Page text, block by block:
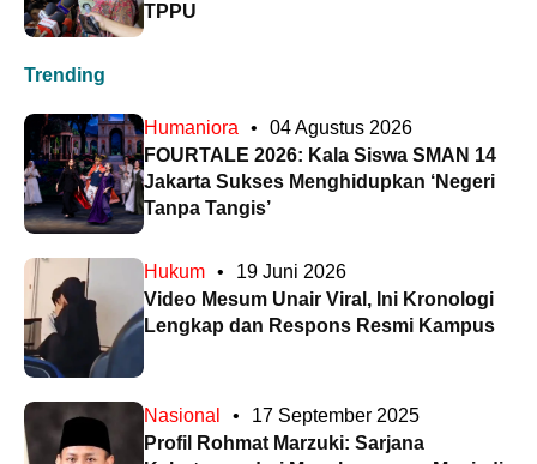
TPPU
Trending
Humaniora •
04 Agustus 2026
FOURTALE 2026: Kala Siswa SMAN 14
Jakarta Sukses Menghidupkan ‘Negeri
Tanpa Tangis’
Hukum •
19 Juni 2026
Video Mesum Unair Viral, Ini Kronologi
Lengkap dan Respons Resmi Kampus
Nasional •
17 September 2025
Profil Rohmat Marzuki: Sarjana